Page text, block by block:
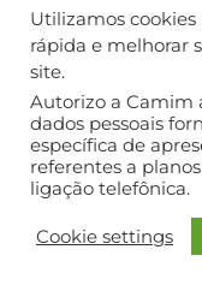
COPYRIGHT
Utilizamos
rápida e melhorar
site.
Autorizo a Camim
dados pessoais
específica de
referentes a
ligação telefônica.
Cookie settings